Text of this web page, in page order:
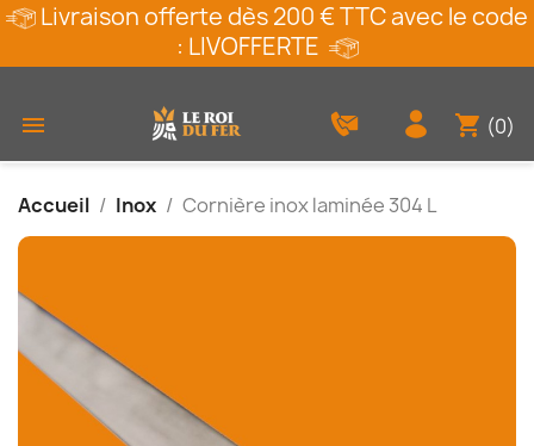
Livraison offerte dès 200 € TTC avec le code
: LIVOFFERTE
 shopping_cart (0)
Accueil Inox Cornière inox laminée 304 L